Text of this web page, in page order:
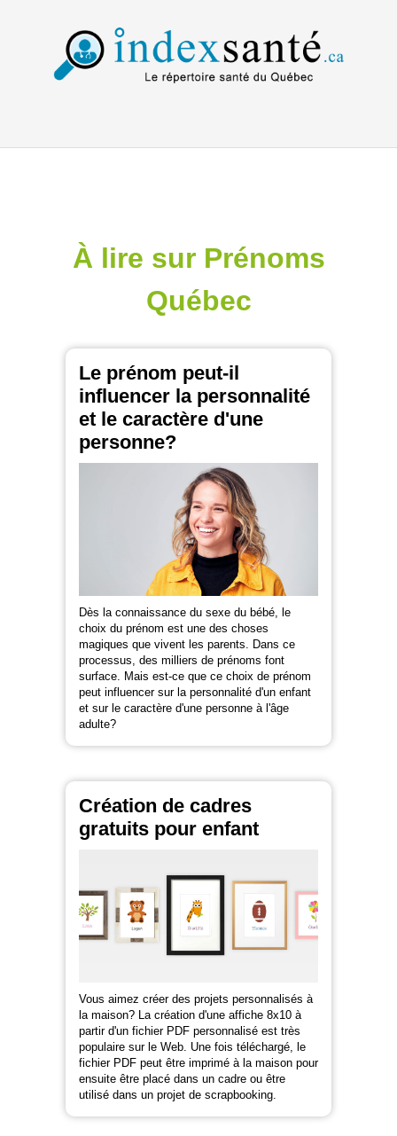
À lire sur Prénoms
Québec
Le prénom peut-il
influencer la personnalité
et le caractère d'une
personne?
Dès la connaissance du sexe du bébé, le
choix du prénom est une des choses
magiques que vivent les parents. Dans ce
processus, des milliers de prénoms font
surface. Mais est-ce que ce choix de prénom
peut influencer sur la personnalité d'un enfant
et sur le caractère d'une personne à l'âge
adulte?
Création de cadres
gratuits pour enfant
Vous aimez créer des projets personnalisés à
la maison? La création d'une affiche 8x10 à
partir d'un fichier PDF personnalisé est très
populaire sur le Web. Une fois téléchargé, le
fichier PDF peut être imprimé à la maison pour
ensuite être placé dans un cadre ou être
utilisé dans un projet de scrapbooking.